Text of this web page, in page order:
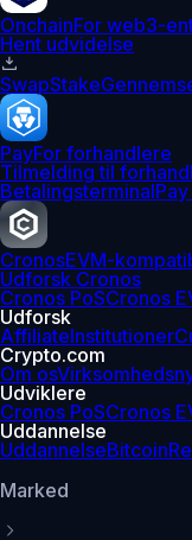
OnchainFor web3-
Hent udvidelse
SwapStake
PayFor forhandlere
Tilmelding til
BetalingsterminalPay
CronosEVM-
Udforsk Cronos
Cronos PoSCronos
Udforsk
AffiliateInstitutioner
Crypto.com
Om os
Udviklere
Cronos PoSCronos
Uddannelse
UddannelseBitcoin
Marked